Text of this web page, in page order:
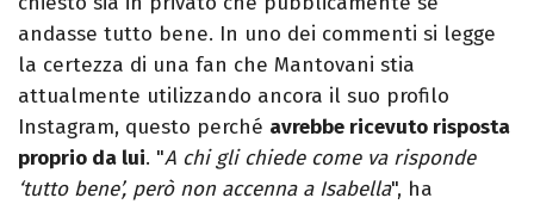
andasse tutto bene. In uno dei commenti si legge
la certezza di una fan che Mantovani stia
attualmente utilizzando ancora il suo profilo
Instagram, questo perché avrebbe ricevuto risposta
proprio da lui. "A chi gli chiede come va risponde
‘tutto bene’, però non accenna a Isabella", ha